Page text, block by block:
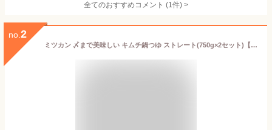
全てのおすすめコメント (1件) >
no. 2
ミツカン 〆まで美味しい キムチ鍋つゆ ストレート(750g×2セット)【〆鍋(鍋の素)】